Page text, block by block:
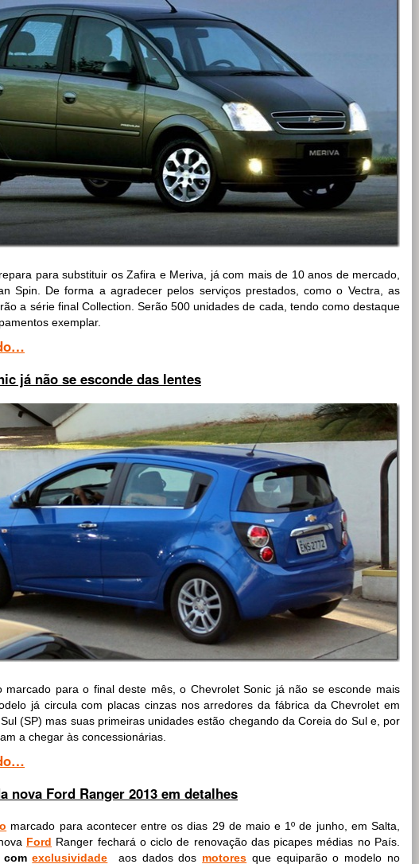
para substituir os Zafira e Meriva, já com mais de 10 anos de mercado,
Spin. De forma a agradecer pelos serviços prestados, como o Vectra, as
a série final Collection. Serão 500 unidades de cada, tendo como destaque
exemplar.
já não se esconde das lentes
marcado para o final deste mês, o Chevrolet Sonic já não se esconde mais
já circula com placas cinzas nos arredores da fábrica da Chevrolet em
(SP) mas suas primeiras unidades estão chegando da Coreia do Sul e, por
a chegar às concessionárias.
nova Ford Ranger 2013 em detalhes
marcado para acontecer entre os dias 29 de maio e 1º de junho, em Salta,
Ford Ranger fechará o ciclo de renovação das picapes médias no País.
comexclusividade aos dados dos motores que equiparão o modelo no